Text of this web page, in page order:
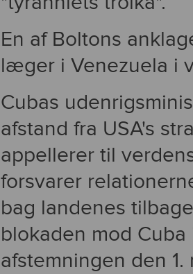
En af Boltons
læger i Venezuela i
Cubas
afstand fra USA's
appellerer til
forsvarer
bag landenes
blokaden mod
afstemningen den